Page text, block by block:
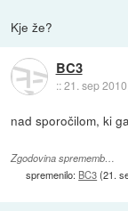
Kje že?
BC3
::21. sep
nad sporočilom, ki
Zgodovina sprememb…
spremenilo: BC3(21.